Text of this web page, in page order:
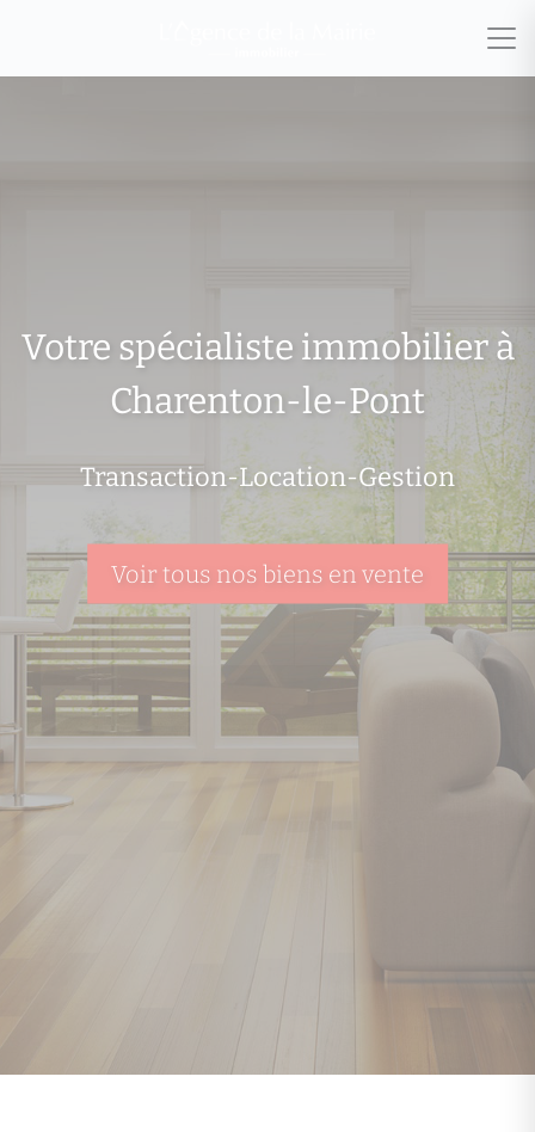
Votre spécialiste immobilier à
Charenton-le-Pont
Transaction-Location-Gestion
Voir tous nos biens en vente